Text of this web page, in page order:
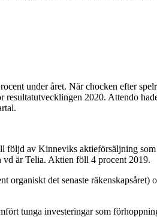
under året. När chocken efter
2020. Attendo
av Kinneviks aktieförsäljning
vd är Telia. Aktien föll 4 procent 2019.
det senaste
tunga investeringar som